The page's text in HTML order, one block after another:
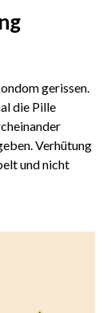
gerissen.
die Pille
Verhütung
und nicht